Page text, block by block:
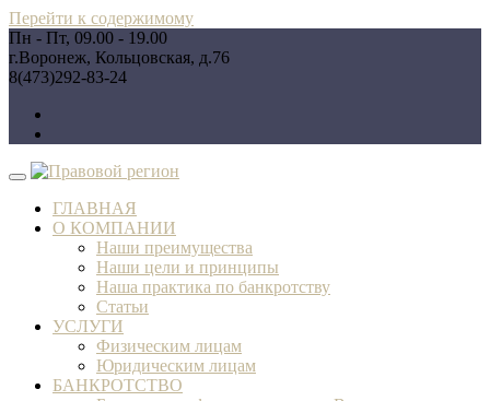
Перейти к содержимому
Пн - Пт, 09.00 - 19.00
г.Воронеж, Кольцовская, д.76
8(473)292-83-24
ГЛАВНАЯ
О КОМПАНИИ
Наши преимущества
Наши цели и принципы
Наша практика по банкротству
Статьи
УСЛУГИ
Физическим лицам
Юридическим лицам
БАНКРОТСТВО